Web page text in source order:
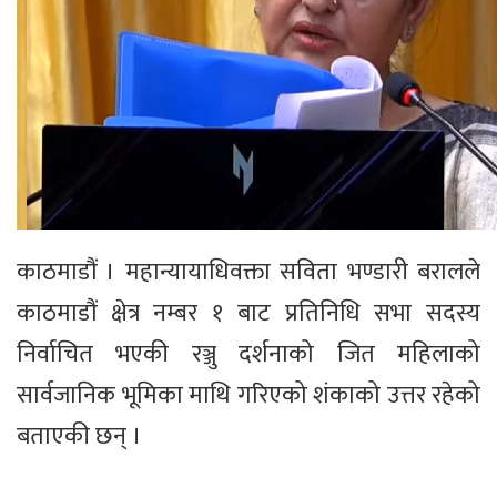
काठमाडौं । महान्यायाधिवक्ता सविता भण्डारी बरालले
काठमाडौं क्षेत्र नम्बर १ बाट प्रतिनिधि सभा सदस्य
निर्वाचित भएकी रञ्जु दर्शनाको जित महिलाको
सार्वजानिक भूमिका माथि गरिएको शंकाको उत्तर रहेको
बताएकी छन् ।